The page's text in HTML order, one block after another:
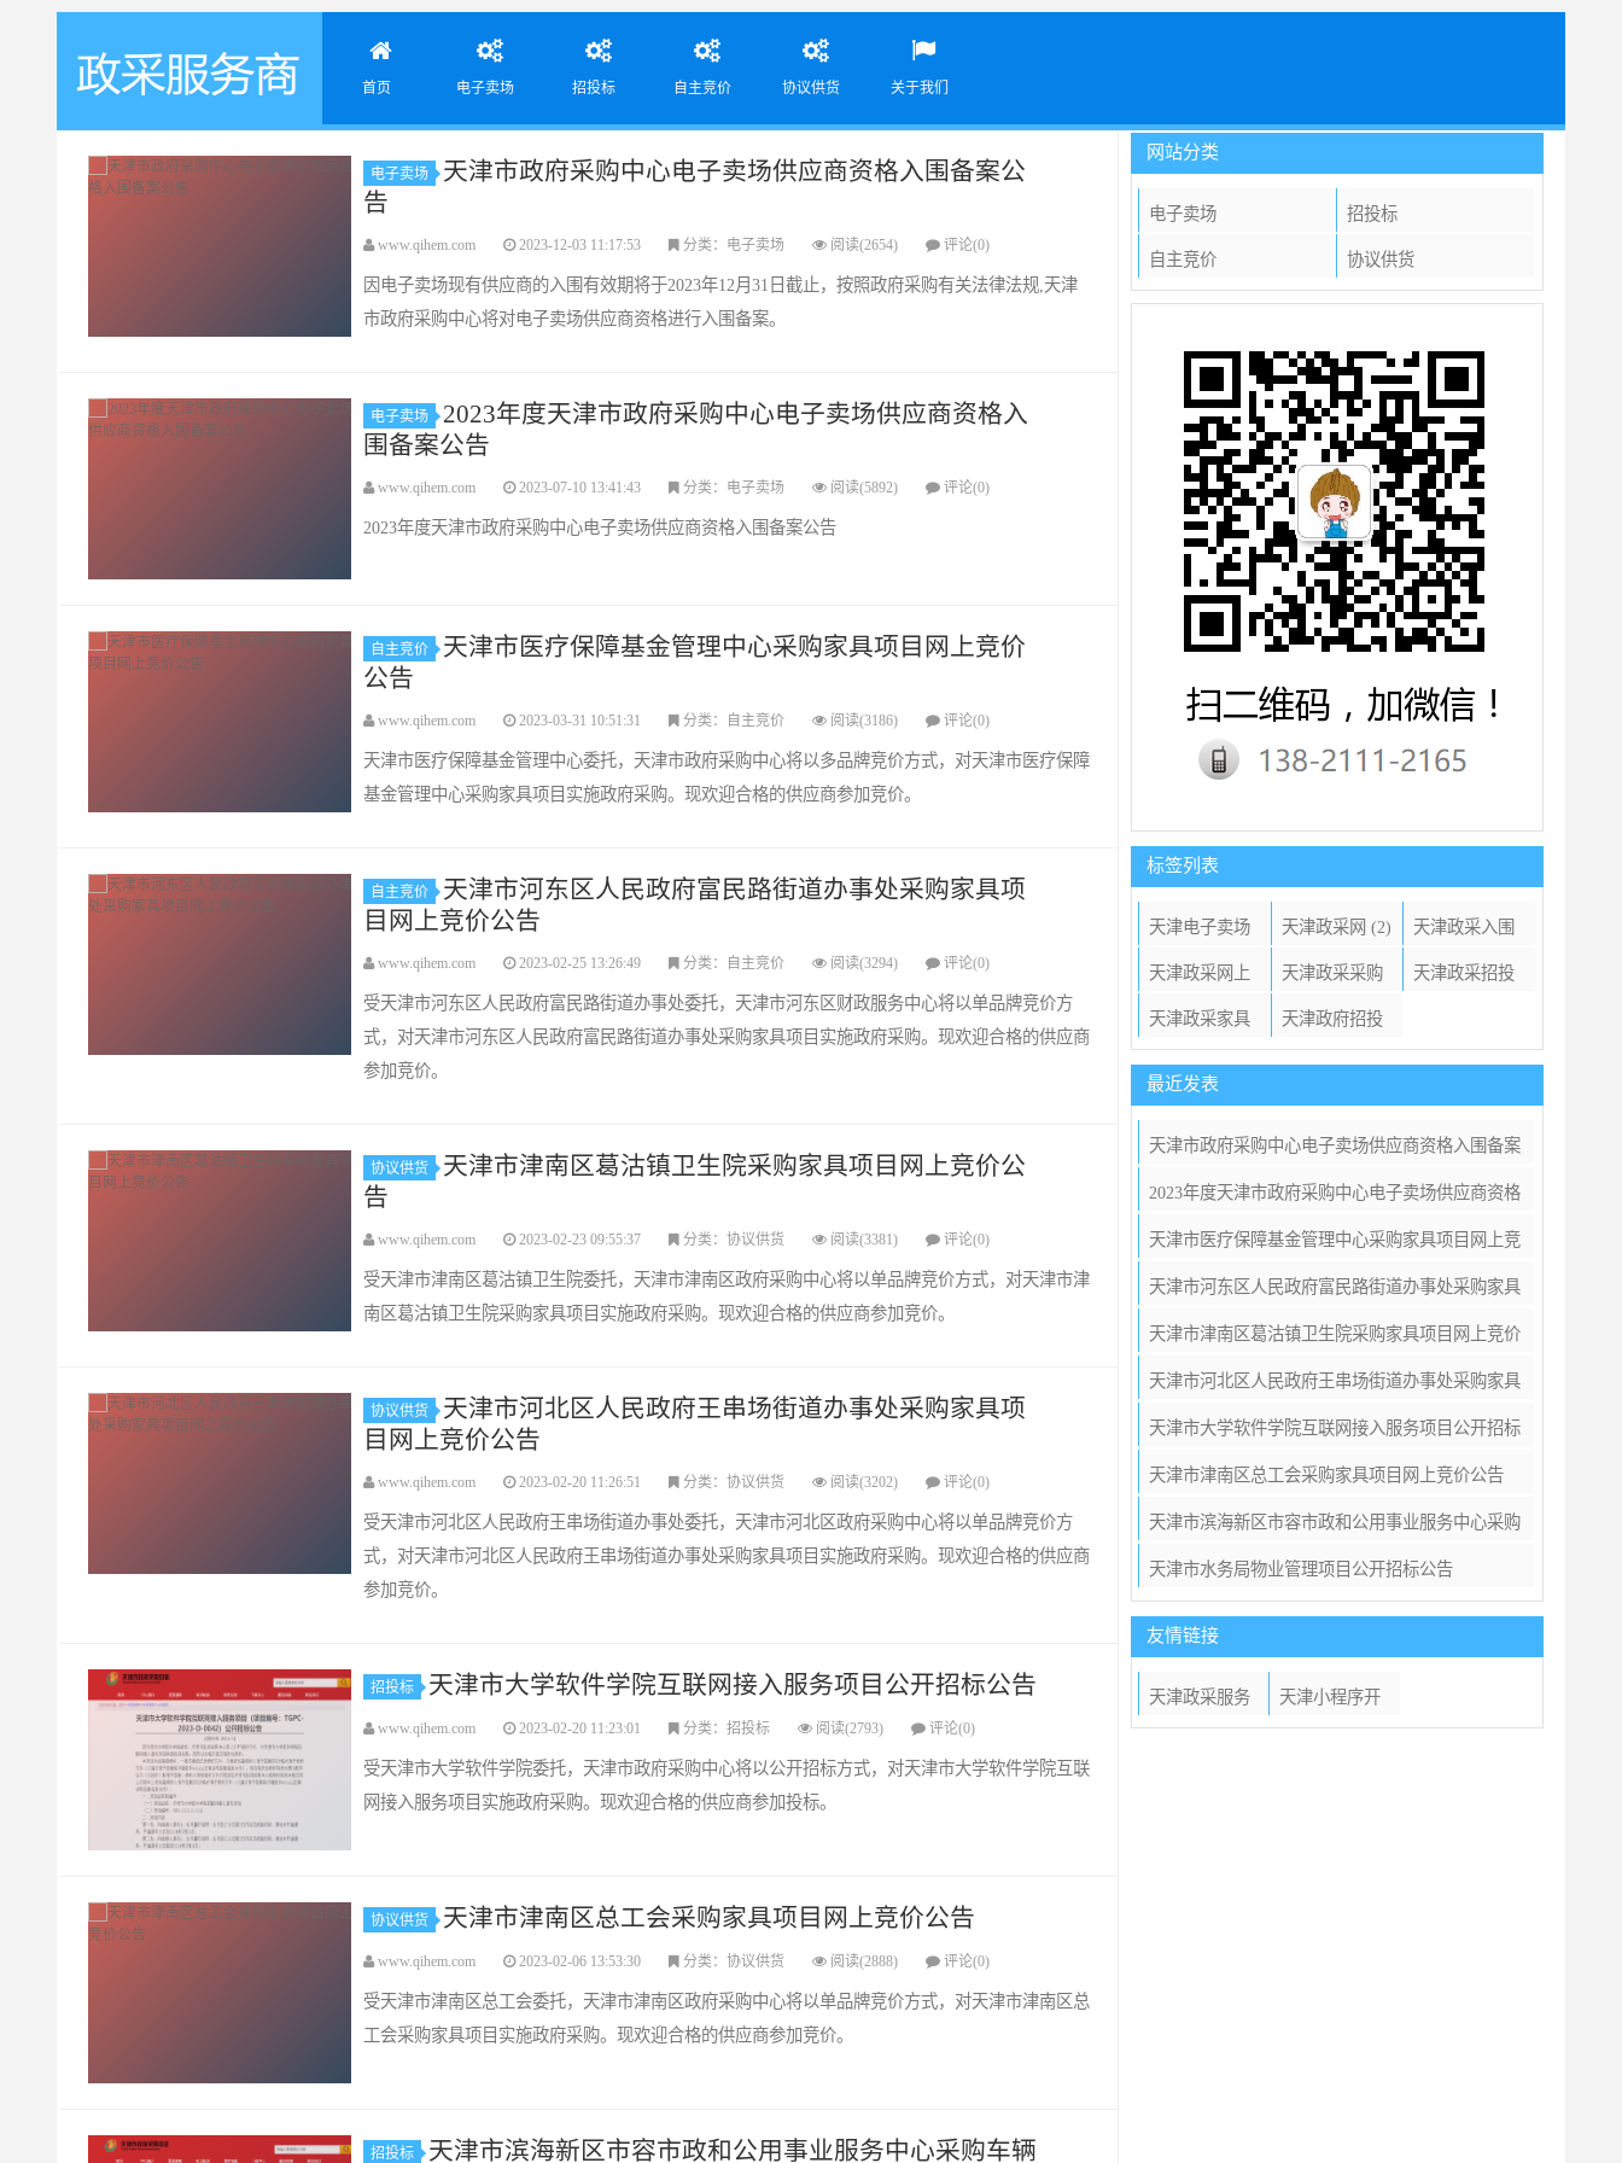
天津政采服务商
首页 电子卖场 招投标 自主竞价 协议供货 关于我们
电子卖场
天津市政府采购中心电子卖场供应商资格入围备案公
告
www.qihem.com 2023-12-03 11:17:53 分类：电子卖场 阅读(2654) 评论(0)
因电子卖场现有供应商的入围有效期将于2023年12月31日截止，按照政府采购有关法律法规,天津
市政府采购中心将对电子卖场供应商资格进行入围备案。
电子卖场
2023年度天津市政府采购中心电子卖场供应商资格入
围备案公告
www.qihem.com 2023-07-10 13:41:43 分类：电子卖场 阅读(5892) 评论(0)
2023年度天津市政府采购中心电子卖场供应商资格入围备案公告
自主竞价
天津市医疗保障基金管理中心采购家具项目网上竞价
公告
www.qihem.com 2023-03-31 10:51:31 分类：自主竞价 阅读(3186) 评论(0)
天津市医疗保障基金管理中心委托，天津市政府采购中心将以多品牌竞价方式，对天津市医疗保障
基金管理中心采购家具项目实施政府采购。现欢迎合格的供应商参加竞价。
自主竞价
天津市河东区人民政府富民路街道办事处采购家具项
目网上竞价公告
www.qihem.com 2023-02-25 13:26:49 分类：自主竞价 阅读(3294) 评论(0)
受天津市河东区人民政府富民路街道办事处委托，天津市河东区财政服务中心将以单品牌竞价方
式，对天津市河东区人民政府富民路街道办事处采购家具项目实施政府采购。现欢迎合格的供应商
参加竞价。
协议供货
天津市津南区葛沽镇卫生院采购家具项目网上竞价公
告
www.qihem.com 2023-02-23 09:55:37 分类：协议供货 阅读(3381) 评论(0)
受天津市津南区葛沽镇卫生院委托，天津市津南区政府采购中心将以单品牌竞价方式，对天津市津
南区葛沽镇卫生院采购家具项目实施政府采购。现欢迎合格的供应商参加竞价。
协议供货
天津市河北区人民政府王串场街道办事处采购家具项
目网上竞价公告
www.qihem.com 2023-02-20 11:26:51 分类：协议供货 阅读(3202) 评论(0)
受天津市河北区人民政府王串场街道办事处委托，天津市河北区政府采购中心将以单品牌竞价方
式，对天津市河北区人民政府王串场街道办事处采购家具项目实施政府采购。现欢迎合格的供应商
参加竞价。
招投标 天津市大学软件学院互联网接入服务项目公开招标公告
www.qihem.com 2023-02-20 11:23:01 分类：招投标 阅读(2793) 评论(0)
受天津市大学软件学院委托，天津市政府采购中心将以公开招标方式，对天津市大学软件学院互联
网接入服务项目实施政府采购。现欢迎合格的供应商参加投标。
协议供货 天津市津南区总工会采购家具项目网上竞价公告
www.qihem.com 2023-02-06 13:53:30 分类：协议供货 阅读(2888) 评论(0)
受天津市津南区总工会委托，天津市津南区政府采购中心将以单品牌竞价方式，对天津市津南区总
工会采购家具项目实施政府采购。现欢迎合格的供应商参加竞价。
招投标 天津市滨海新区市容市政和公用事业服务中心采购车辆
网站分类
电子卖场 招投标
自主竞价 协议供货
标签列表
天津电子卖场
(1)
天津政采网 (2) 天津政采入围
(11)
天津政采网上
竞价(1)
天津政采采购
家具(1)
天津政采招投
天津政采家具
项目(7)
天津政府招投
标(3)
最近发表
天津市政府采购中心电子卖场供应商资格入围备案
公告
2023年度天津市政府采购中心电子卖场供应商资格
入围备案公告
天津市医疗保障基金管理中心采购家具项目网上竞
价公告
天津市河东区人民政府富民路街道办事处采购家具
项目网上竞价公告
天津市津南区葛沽镇卫生院采购家具项目网上竞价
公告
天津市河北区人民政府王串场街道办事处采购家具
项目网上竞价公告
天津市大学软件学院互联网接入服务项目公开招标
公告
天津市津南区总工会采购家具项目网上竞价公告
天津市滨海新区市容市政和公用事业服务中心采购
车辆维修服务项目公开招标公告
天津市水务局物业管理项目公开招标公告
友情链接
天津政采服务 天津小程序开